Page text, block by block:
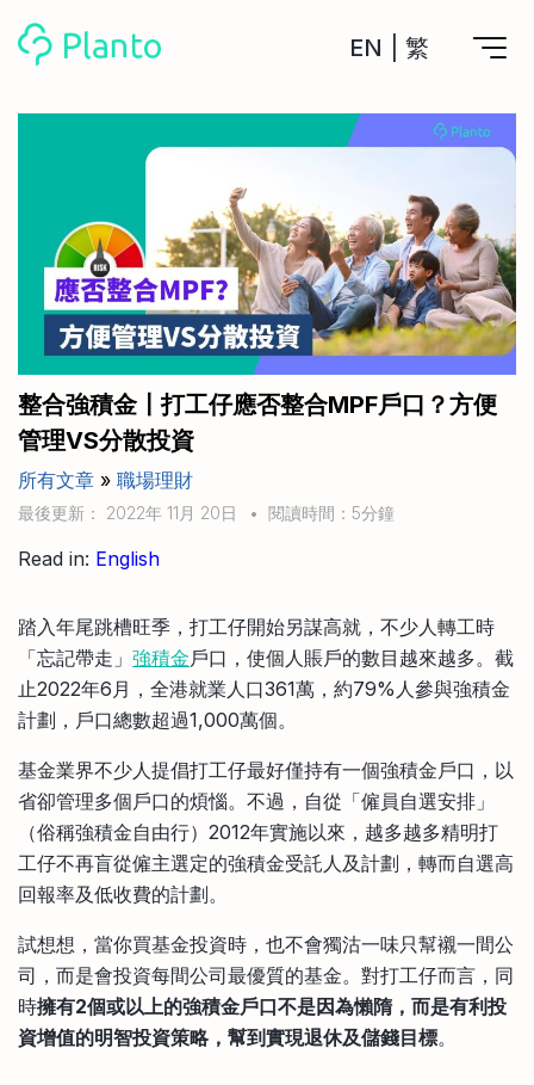
EN 繁
計劃買樓第一步
全功能記賬
管理及分析所有戶口
管理MPF戶口
一次過管理所有強積金戶口
申請清卡數/私人貸款
CreFIT x Planto推廣優惠
私人貸款
年利率/APR/年息比較
投資戶口 (美股)
比較最抵美股投資戶口
投資戶口 (港股)
比較最抵港股投資戶口
投資加密貨幣
比較最抵Crypto交易所
月供股票計劃
比較最抵月供計劃戶口
比較定存利率
關於我們
Academy
Marketplace
其他網站
手機App與理財資訊
商業解決方案
企業服務
整合強積金〡打工仔應否整合MPF戶口？方便
管理VS分散投資
所有文章 » 職場理財
最後更新： 2022年 11月 20日 • 閱讀時間：5分鐘
Read in: English
踏入年尾跳槽旺季，打工仔開始另謀高就，不少人轉工時
「忘記帶走」 強積金戶口，使個人賬戶的數目越來越多。截
止2022年6月，全港就業人口361萬，約79%人參與強積金
計劃，戶口總數超過1,000萬個。
基金業界不少人提倡打工仔最好僅持有一個強積金戶口，以
省卻管理多個戶口的煩惱。不過，自從「僱員自選安排」
（俗稱強積金自由行）2012年實施以來，越多越多精明打
工仔不再盲從僱主選定的強積金受託人及計劃，轉而自選高
回報率及低收費的計劃。
試想想，當你買基金投資時，也不會獨沽一味只幫襯一間公
司，而是會投資每間公司最優質的基金。對打工仔而言，同
時擁有2個或以上的強積金戶口不是因為懶隋，而是有利投
資增值的明智投資策略，幫到實現退休及儲錢目標。